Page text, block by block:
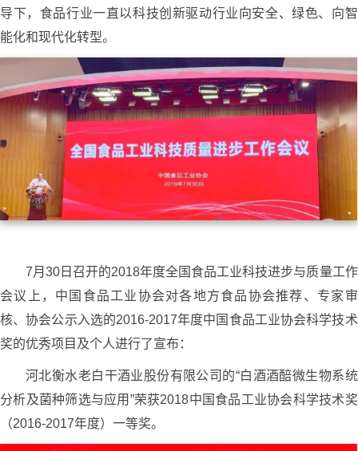
导下，食品行业一直以科技创新驱动行业向安全、绿色、向智
能化和现代化转型。
7月30日召开的2018年度全国食品工业科技进步与质量工作
会议上，中国食品工业协会对各地方食品协会推荐、专家审
核、协会公示入选的2016-2017年度中国食品工业协会科学技术
奖的优秀项目及个人进行了宣布：
河北衡水老白干酒业股份有限公司的“白酒酒醅微生物系统
分析及菌种筛选与应用”荣获2018中国食品工业协会科学技术奖
（2016-2017年度）一等奖。